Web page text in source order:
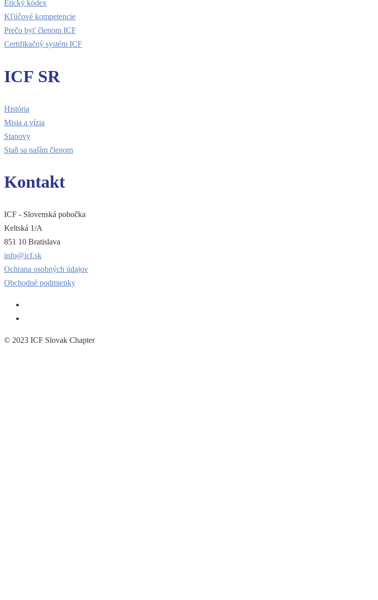
Etický kódex
Kľúčové kompetencie
Prečo byť členom ICF
Certifikačný systém ICF
ICF SR
História
Misia a vízia
Stanovy
Staň sa naším členom
Kontakt
ICF - Slovenská pobočka
Keltská 1/A
851 10 Bratislava
info@icf.sk
Ochrana osobných údajov
Obchodné podmienky
© 2023 ICF Slovak Chapter